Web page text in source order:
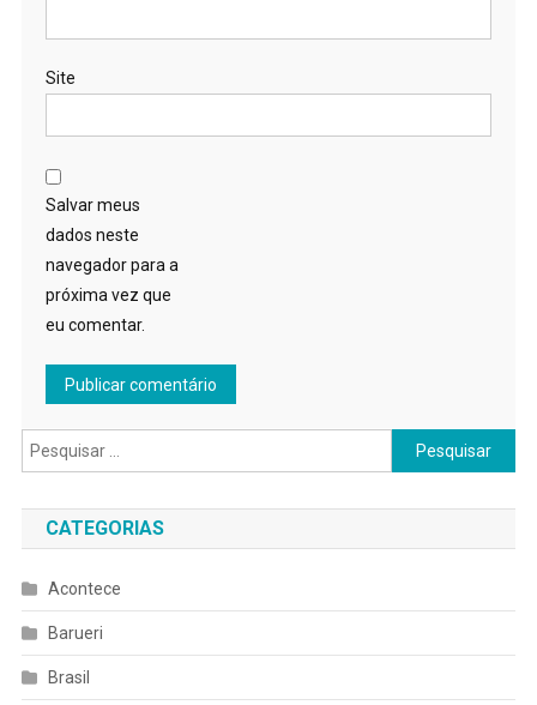
Site
Salvar meus
dados neste
navegador para a
próxima vez que
eu comentar.
Pesquisar
por:
CATEGORIAS
Acontece
Barueri
Brasil